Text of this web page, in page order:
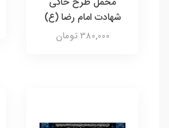
شهادت امام رضا (ع)
380,000 تومان